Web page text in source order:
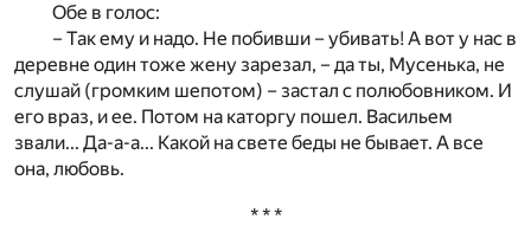
Обе в голос:
– Так ему и надо. Не побивши – убивать! А вот у нас в
деревне один тоже жену зарезал, – да ты, Мусенька, не
слушай (громким шепотом) – застал с полюбовником. И
его враз, и ее. Потом на каторгу пошел. Васильем
звали... Да-а-а... Какой на свете беды не бывает. А все
она, любовь.
* * *